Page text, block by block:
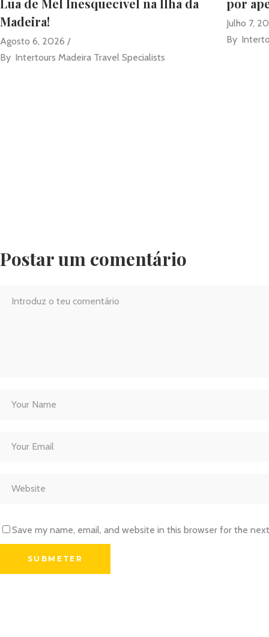
Madeira!
Agosto 6, 2026
By Intertours Madeira Travel Specialists
Julho 7,
By
Postar um comentário
Save my name, email, and website in this browser for the